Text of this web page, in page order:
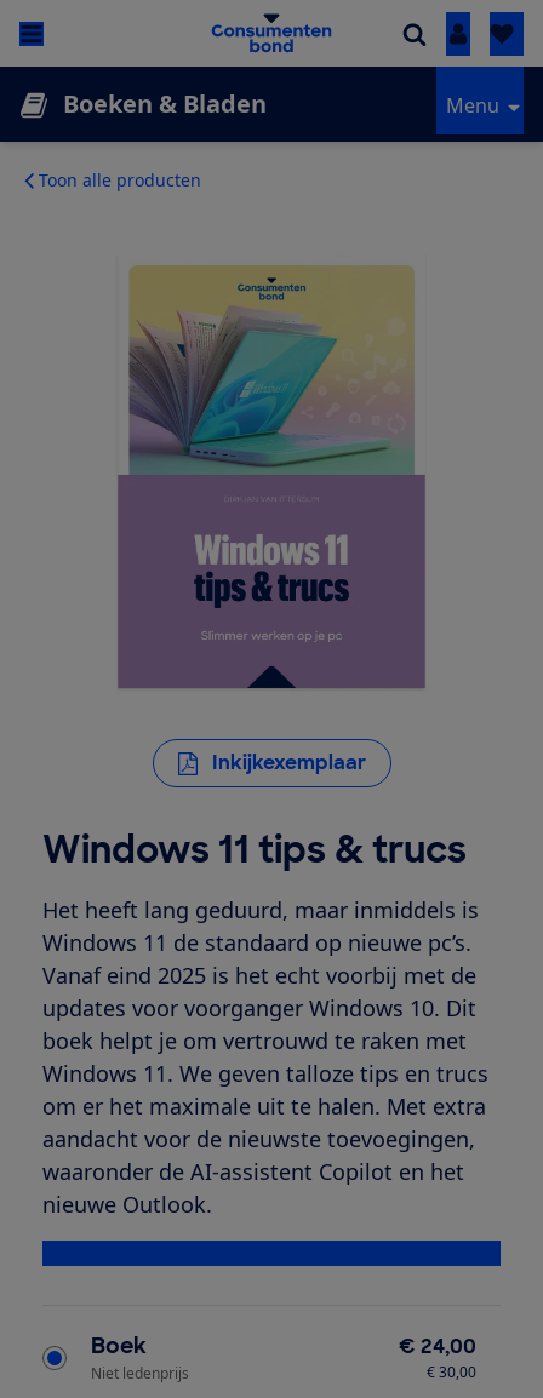
Inloggen
Boeken & Bladen Menu
Toon alle producten
Inkijkexemplaar
Windows 11 tips & trucs
Het heeft lang geduurd, maar inmiddels is
Windows 11 de standaard op nieuwe pc’s.
Vanaf eind 2025 is het echt voorbij met de
updates voor voorganger Windows 10. Dit
boek helpt je om vertrouwd te raken met
Windows 11. We geven talloze tips en trucs
om er het maximale uit te halen. Met extra
aandacht voor de nieuwste toevoegingen,
waaronder de AI-assistent Copilot en het
nieuwe Outlook.
Boek
Niet ledenprijs
€ 24,00
€ 30,00